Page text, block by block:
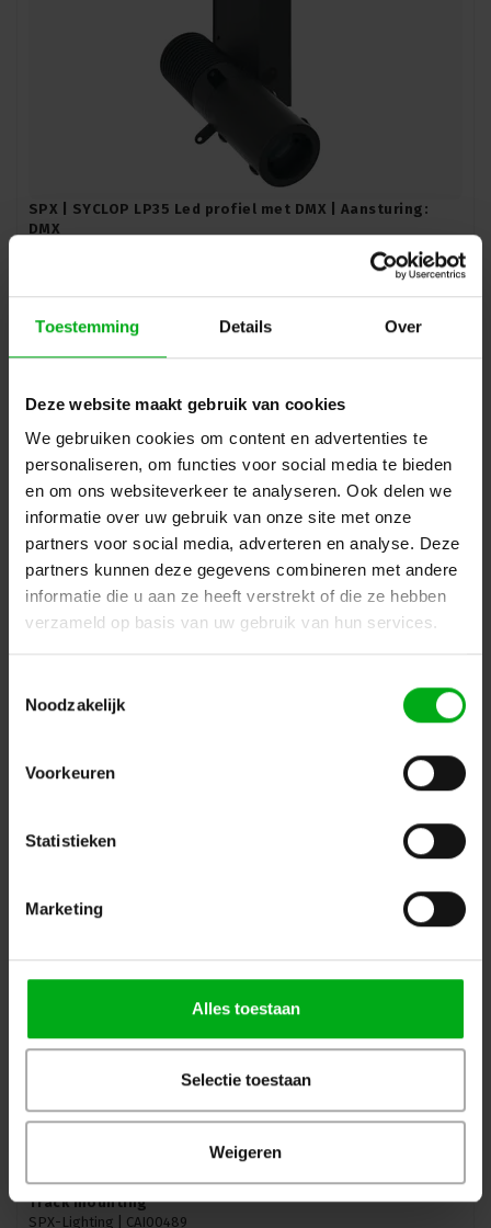
Toestemming Details Over
Deze website maakt gebruik van cookies
We gebruiken cookies om content en advertenties te
personaliseren, om functies voor social media te bieden
en om ons websiteverkeer te analyseren. Ook delen we
informatie over uw gebruik van onze site met onze
partners voor social media, adverteren en analyse. Deze
partners kunnen deze gegevens combineren met andere
informatie die u aan ze heeft verstrekt of die ze hebben
verzameld op basis van uw gebruik van hun services.
Noodzakelijk
Voorkeuren
Statistieken
Marketing
Alles toestaan
Selectie toestaan
Weigeren
SPX | SYCLOP LP35 Led profiel met DMX | Aansturing:
DMX
Kleurtemperatuur: 3000K, Bevestiging: Hook mounting RJ45 IN/OUT + PowerCon IN/OUT, Kleur: Zwart
SPX | MOOVEO HR Mini led spot | Vermogen: 3W | 12V DC |
Met potentiometer
Kleurtemperatuur: 3000K, Zoom: 7>30°, Bevestiging: Surface Mounted, Kleur: Zwart
SPX | SYCLOP LP18 Led profiel | Vermogen: 21W |
Aansturing: CASAMBI | Met potentiometer | Bevestiging:
Track mounting
SPX-Lighting | CAI00489